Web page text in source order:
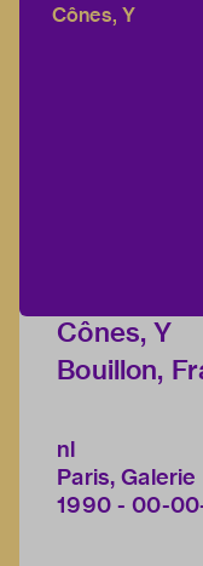
Cônes, Y
Cônes, Y
Bouillon,
nl
Paris,
1990 - 00-